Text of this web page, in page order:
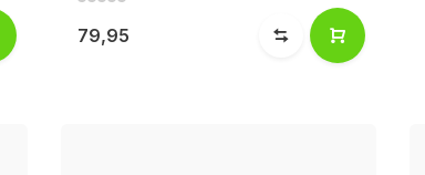
79,95